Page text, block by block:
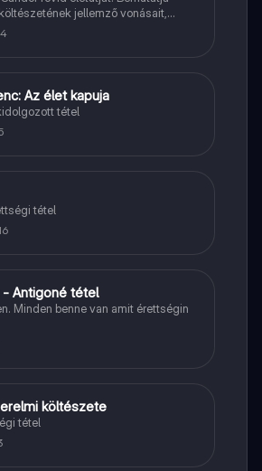
jellemző vonásait,
és külön kitér a hitvesi
Az élet kapuja
tétel
tétel
Antigoné tétel
Minden benne van amit érettségin
költészete
tétel